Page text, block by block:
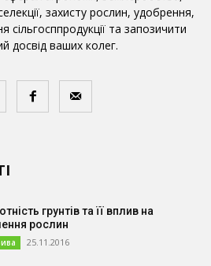
захисту рослин, удобрення,
сільгосппродукції та запозичити
досвід ваших колег.
грунтів та її вплив на
рослин
25.11.2016